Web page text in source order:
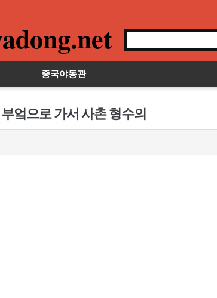
중국야동관
엌으로 가서 사촌 형수의